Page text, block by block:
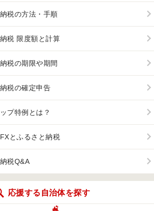
税の方法・手順
税 限度額と計算
税の期限や期間
税の確定申告
プ特例とは？
とふるさと納税
税Q&A
応援する自治体を探す